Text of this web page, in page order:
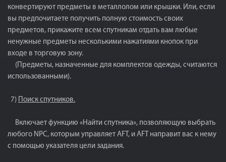
конвертируют предметы в металлолом или крышки. Или, если
вы предпочитаете получить полную стоимость своих
предметов, прикажите всем спутникам отдать вам любые
ненужные предметы несколькими нажатиями кнопок при
входе в торговую зону.
(Предметы, назначенные для комплектов одежды, считаются
использованными).
7) Поиск спутников.
Включает функцию «Найти спутника», позволяющую выбрать
любого NPC, которым управляет AFT, и AFT направит вас к нему
с помощью указателя цели задания.